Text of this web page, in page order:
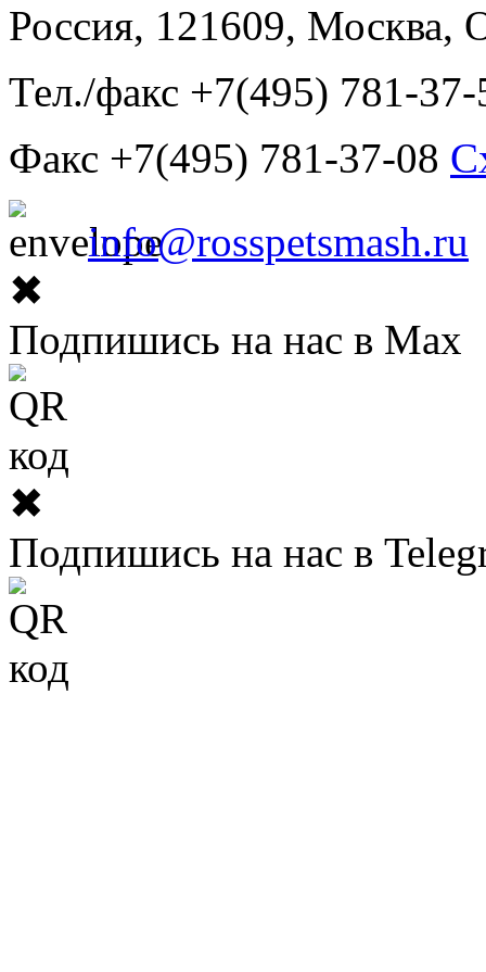
Россия, 121609, Москва,
Тел./факс +7(495) 781-37-
Факс +7(495) 781-37-08
info@rosspetsmash.ru
✖
Подпишись на нас в Max
✖
Подпишись на нас в